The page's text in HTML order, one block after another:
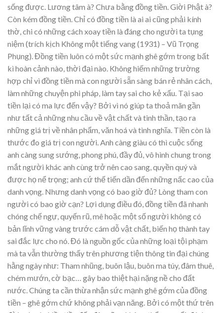
sống được. Lương tâm à? Chưa bằng đồng tiền. Giời Phật à?
Còn kém đồng tiền. Chỉ có đồng tiền là ai ai cũng phải kính
thờ, chi có những cách xoay tiền là đáng cho người ta tụng
niệm (trích kịch Không một tiếng vang (1931) – Vũ Trọng
Phụng). Đồng tiền luôn có một sức mạnh ghê gớm trong bất
kì hoàn cảnh nào, thời đại nào. Không hiếm những trường
hợp chỉ vì đồng tiền mà con người sẵn sàng bán rẻ nhân cách,
làm những chuyện phi pháp, làm tay sai cho kẻ xấu. Tại sao
tiền lại có ma lực đến vậy? Bởi vì nó giúp ta thoả mãn gần
như tất cả những nhu cầu về vật chất và tinh thần, tạo ra
những giá trị về nhân phẩm, văn hoá và tình nghĩa. Tiền còn là
thước đo giá trị con người. Anh càng giàu có thì cuộc sống
anh càng sung sướng, phong phú, đầy đủ, vô hình chung trong
mắt người khác anh cùng trở nên cao sang, quyền quý và
được họ nể trọng; anh cứ thế tiến dần đến những nấc cao của
danh vọng. Nhưng danh vọng có bao giờ đủ? Lòng tham con
người có bao giờ cạn? Lợi dụng điều đó, đồng tiền đã nhanh
chóng chế ngự, quyến rũ, mê hoặc một số người không có
bản lĩnh vững vàng trước cám dỗ vật chất, biến họ thành tay
sai đắc lực cho nó. Đó là nguồn gốc của những loại tội phạm
mà ta vẫn thường thấy trên phương tiện thông tin đại chúng
hằng ngày như: Tham nhũng, buôn lậu, buôn ma túy, đâm thuê,
chém mướn, cờ bạc… gây bao thiệt hại nặng nề cho đất
nước. Chúng ta cần thừa nhận sức mạnh ghê gớm của đồng
tiền – ghê gớm chứ không phải vạn năng. Bởi có một thứ trên